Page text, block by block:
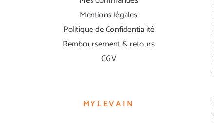
Mentions légales
Politique de Confidentialité
Remboursement & retours
CGV
MYLEVAIN